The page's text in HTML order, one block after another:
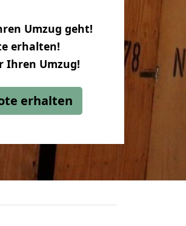
Umzug geht!
erhalten!
Ihren Umzug!
erhalten